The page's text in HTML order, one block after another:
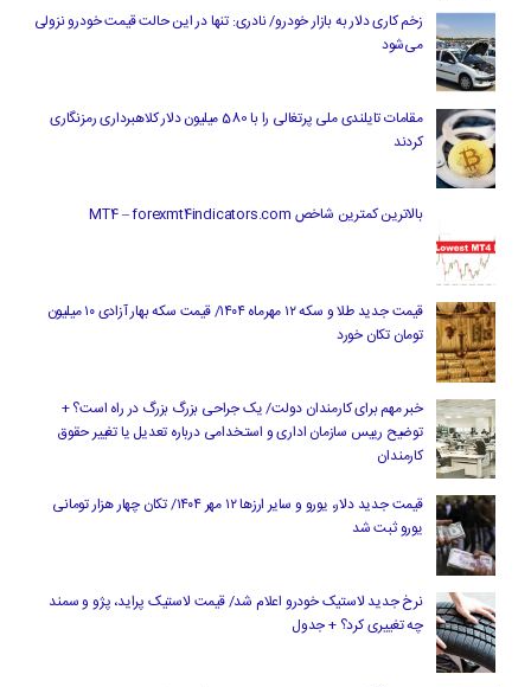
زخم کاری دلار به بازار خودرو/ نادری: تنها در این حالت قیمت خودرو نزولی
می‌شود
مقامات تایلندی ملی پرتغالی را با 580 میلیون دلار کلاهبرداری رمزنگاری
کردند
بالاترین کمترین شاخص MT4 – forexmt4indicators.com
قیمت جدید طلا و سکه ۱۲ مهرماه ۱۴۰۴/ قیمت سکه بهار آزادی ۱۰ میلیون
تومان تکان خورد
خبر مهم برای کارمندان دولت/ یک جراحی بزرگ بزرگ در راه است؟ +
توضیح رییس سازمان اداری و استخدامی درباره تعدیل یا تغییر حقوق
کارمندان
قیمت جدید دلار، یورو و سایر ارزها ۱۲ مهر ۱۴۰۴/ تکان چهار هزار تومانی
یورو ثبت شد
نرخ جدید لاستیک خودرو اعلام شد/ قیمت لاستیک پراید، پژو و سمند
چه تغییری کرد؟ + جدول